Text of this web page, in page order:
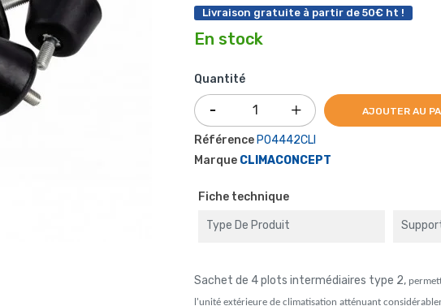
Livraison gratuite à partir de 50€ ht !
En stock
Quantité
AJOUTER AU
Référence P04442CLI
Marque CLIMACONCEPT
Fiche technique
Type De Produit
Sachet de 4 plots intermédiaires type 2,
l'unité extérieure de climatisation atténuant